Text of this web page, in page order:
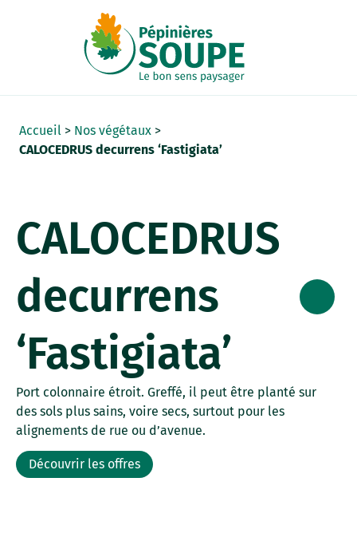
Accueil > Nos végétaux >
CALOCEDRUS decurrens ‘Fastigiata’
CALOCEDRUS
decurrens
‘Fastigiata’
Port colonnaire étroit. Greffé, il peut être planté sur
des sols plus sains, voire secs, surtout pour les
alignements de rue ou d’avenue.
Découvrir les offres